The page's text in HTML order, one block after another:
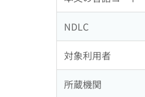
NDLC
対象利用者
所蔵機関